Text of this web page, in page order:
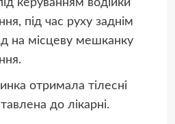
керуванням водійки
під час руху заднім
на місцеву мешканку
отримала тілесні
до лікарні.